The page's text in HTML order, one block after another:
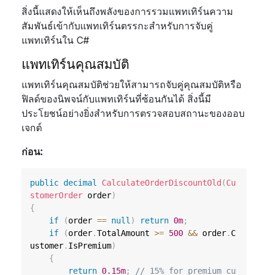
สิ่งนี้แสดงให้เห็นถึงพลังของการรวมแพทเทิร์นความ
สัมพันธ์เข้ากับแพทเทิร์นตรรกะสำหรับการจับคู่
แพทเทิร์นใน C#
แพทเทิร์นคุณสมบัติ
แพทเทิร์นคุณสมบัติช่วยให้สามารถจับคู่คุณสมบัติหรือ
ฟิลด์ของนิพจน์กับแพทเทิร์นที่ซ้อนกันได้ สิ่งนี้มี
ประโยชน์อย่างยิ่งสำหรับการตรวจสอบสถานะของออบ
เจกต์
ก่อน:
public decimal CalculateOrderDiscountOld (Cu
stomerOrder order)
{
if
(order == null ) return 0m;
if
(order.TotalAmount >= 500 && order. C
ustomer. IsPremium)
{
return 0.15m; // 15% for premium cu